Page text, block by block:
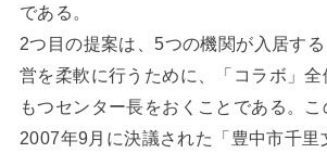
である。
2つ目の提案は、5つの機関が入居す
営を柔軟に行うために、「コラボ」
もつセンター長をおくことである。こ
2007年9月に決議された「豊中市千里